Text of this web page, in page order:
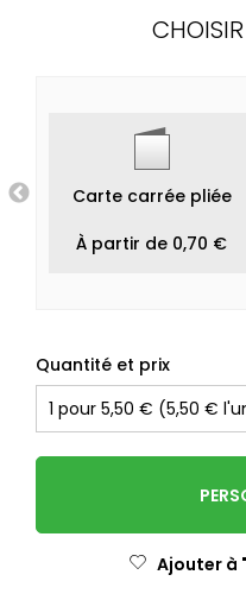
Carte carrée pliée
À partir de 0,70 €
Quantité et prix
Ajouter à